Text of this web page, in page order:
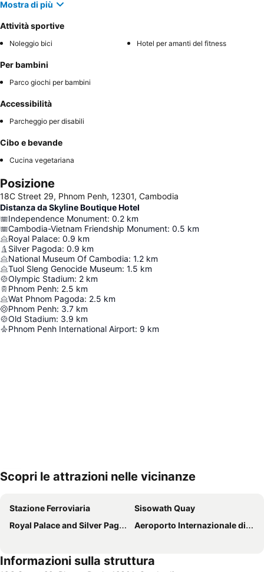
Mostra di più
Attività sportive
Noleggio bici Hotel per amanti del fitness
Per bambini
Parco giochi per bambini
Accessibilità
Parcheggio per disabili
Cibo e bevande
Cucina vegetariana
Posizione
18C Street 29, Phnom Penh, 12301, Cambodia
Distanza da Skyline Boutique Hotel
Independence Monument: 0.2 km
Cambodia-Vietnam Friendship Monument: 0.5 km
Royal Palace: 0.9 km
Silver Pagoda: 0.9 km
National Museum Of Cambodia: 1.2 km
Tuol Sleng Genocide Museum: 1.5 km
Olympic Stadium: 2 km
Phnom Penh: 2.5 km
Wat Phnom Pagoda: 2.5 km
Phnom Penh: 3.7 km
Old Stadium: 3.9 km
Phnom Penh International Airport: 9 km
Espandi mappa
Scopri le attrazioni nelle vicinanze
Stazione Ferroviaria
Sisowath Quay
Royal Palace and Silver Pagoda
Aeroporto Internazionale di Phnom Penh
Informazioni sulla struttura